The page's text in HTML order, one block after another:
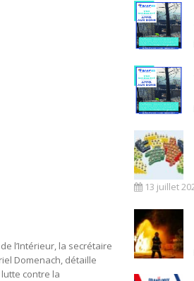
l’Intérieur, la secrétaire
Domenach, détaille
contre la
13 juillet